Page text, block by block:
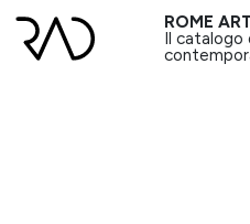
ROME
Il catalogo